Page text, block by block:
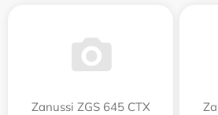
Zanussi ZGS 645 CTX